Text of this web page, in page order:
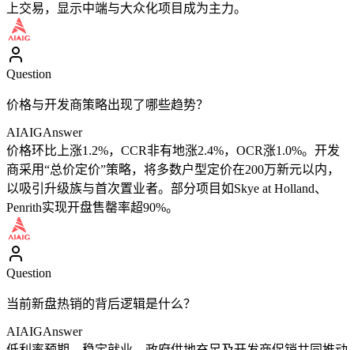
上交易，显示中端与大众化项目成为主力。
Question
价格与开发商策略出现了哪些趋势？
AIAIGAnswer
价格环比上涨1.2%，CCR非有地涨2.4%，OCR涨1.0%。开发
商采用“总价定价”策略，将多数户型定价在200万新元以内，
以吸引升级族与首次置业者。部分项目如Skye at Holland、
Penrith实现开盘售罄率超90%。
Question
当前新盘热销的背后逻辑是什么？
AIAIGAnswer